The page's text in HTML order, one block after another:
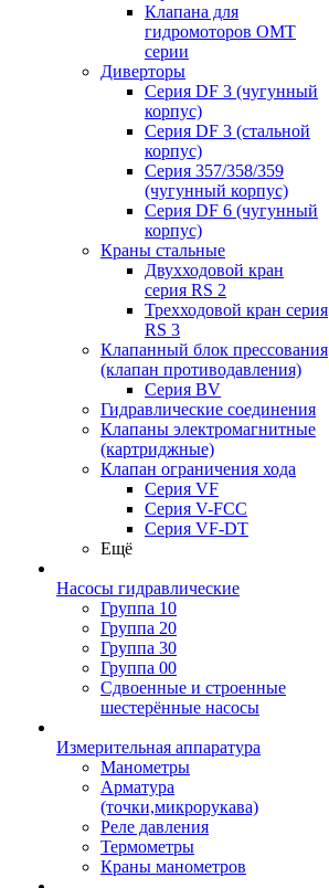
Клапана для
гидромоторов OMT
серии
Диверторы
Серия DF 3 (чугунный
корпус)
Серия DF 3 (стальной
корпус)
Серия 357/358/359
(чугунный корпус)
Серия DF 6 (чугунный
корпус)
Краны стальные
Двухходовой кран
серия RS 2
Трехходовой кран серия
RS 3
Клапанный блок прессования
(клапан противодавления)
Серия BV
Гидравлические соединения
Клапаны электромагнитные
(картриджные)
Клапан ограничения хода
Серия VF
Серия V-FCC
Серия VF-DT
Ещё
Насосы гидравлические
Группа 10
Группа 20
Группа 30
Группа 00
Сдвоенные и строенные
шестерённые насосы
Измерительная аппаратура
Манометры
Арматура
(точки,микрорукава)
Реле давления
Термометры
Краны манометров